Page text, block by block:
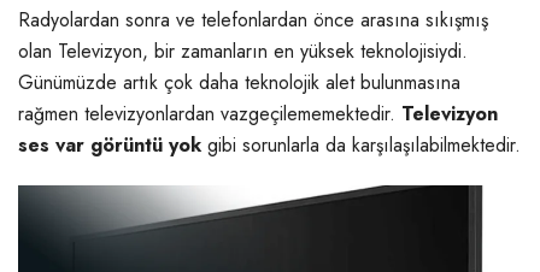
Radyolardan sonra ve telefonlardan önce arasına sıkışmış
olan Televizyon, bir zamanların en yüksek teknolojisiydi.
Günümüzde artık çok daha teknolojik alet bulunmasına
rağmen televizyonlardan vazgeçilememektedir. Televizyon
ses var görüntü yok gibi sorunlarla da karşılaşılabilmektedir.